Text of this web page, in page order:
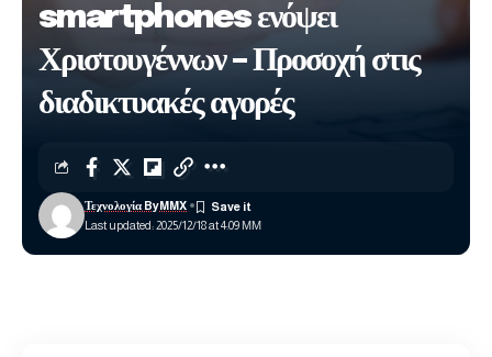
smartphones ενόψει
Χριστουγέννων – Προσοχή στις
διαδικτυακές αγορές
Last updated: 2025/12/18 at 4:09 ΜΜ
Τεχνολογία ByMMX